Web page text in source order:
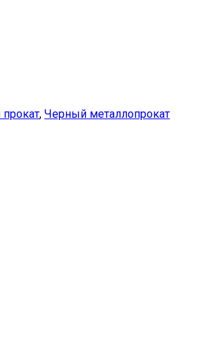
, Черный металлопрокат